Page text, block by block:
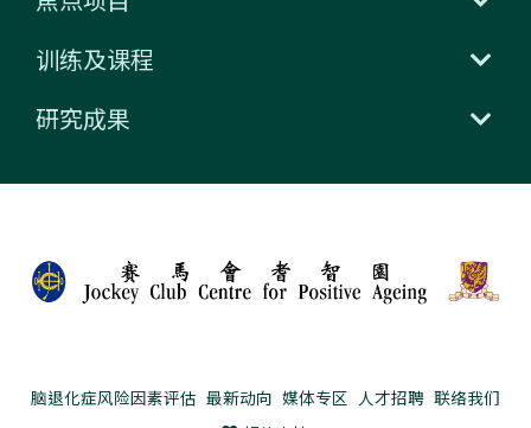
训练及课程
研究成果
脑退化症风险因素评估 最新动向 媒体专区 人才招聘 联络我们